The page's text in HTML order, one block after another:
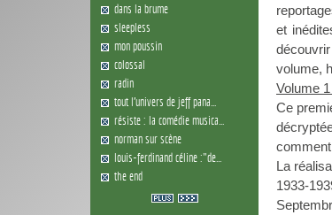
dans la brume
sleepless
mon poussin
colossal
radin
tout l'univers de jeff pana...
résiste : la comédie musica...
norman sur scène
louis-ferdinand céline :"de...
the end
et
volume,
Volume
Ce
La
1933-